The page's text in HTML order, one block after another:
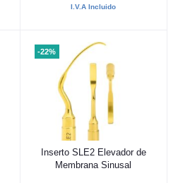
I.V.A Incluido
-22%
Añadir al carrito
Inserto SLE2 Elevador de
Membrana Sinusal